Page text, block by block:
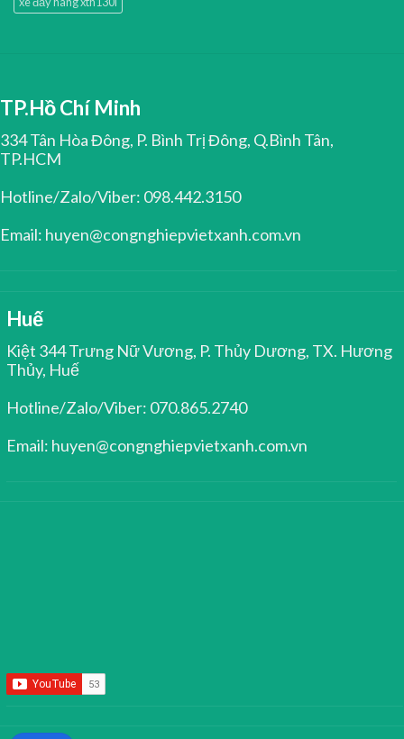
TP.Hồ Chí Minh
334 Tân Hòa Đông, P. Bình Trị Đông, Q.Bình Tân,
TP.HCM
Hotline/Zalo/Viber: 098.442.3150
Email: huyen@congnghiepvietxanh.com.vn
Huế
Kiệt 344 Trưng Nữ Vương, P. Thủy Dương, TX. Hương
Thủy, Huế
Hotline/Zalo/Viber: 070.865.2740
Email: huyen@congnghiepvietxanh.com.vn